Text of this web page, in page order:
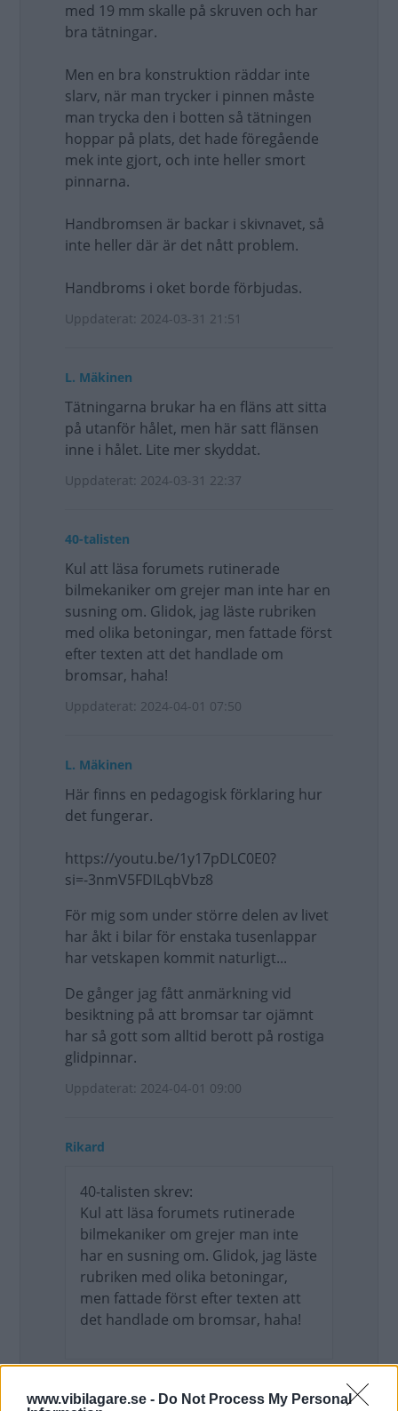
www.vibilagare.se - Do Not Process My Personal
med 19 mm skalle på skruven och har
bra tätningar.
Men en bra konstruktion räddar inte
slarv, när man trycker i pinnen måste
man trycka den i botten så tätningen
hoppar på plats, det hade föregående
mek inte gjort, och inte heller smort
pinnarna.
Handbromsen är backar i skivnavet, så
inte heller där är det nått problem.
Handbroms i oket borde förbjudas.
Uppdaterat: 2024-03-31 21:51
L. Mäkinen
Tätningarna brukar ha en fläns att sitta
på utanför hålet, men här satt flänsen
inne i hålet. Lite mer skyddat.
Uppdaterat: 2024-03-31 22:37
40-talisten
Kul att läsa forumets rutinerade
bilmekaniker om grejer man inte har en
susning om. Glidok, jag läste rubriken
med olika betoningar, men fattade först
efter texten att det handlade om
bromsar, haha!
Uppdaterat: 2024-04-01 07:50
L. Mäkinen
Här finns en pedagogisk förklaring hur
det fungerar.
https://youtu.be/1y17pDLC0E0?
si=-3nmV5FDILqbVbz8
För mig som under större delen av livet
har åkt i bilar för enstaka tusenlappar
har vetskapen kommit naturligt...
De gånger jag fått anmärkning vid
besiktning på att bromsar tar ojämnt
har så gott som alltid berott på rostiga
glidpinnar.
Uppdaterat: 2024-04-01 09:00
Rikard
40-talisten skrev:
Kul att läsa forumets rutinerade
bilmekaniker om grejer man inte
har en susning om. Glidok, jag läste
rubriken med olika betoningar,
men fattade först efter texten att
det handlade om bromsar, haha!
gjorde sitt jobb, eller rättare sagt, gör